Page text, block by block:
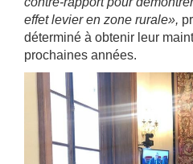
effet levier en zone rurale»,
déterminé à obtenir leur
prochaines années.